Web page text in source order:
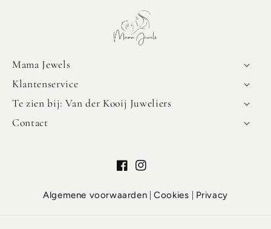
Mama Jewels
Klantenservice
Te zien bij: Van der Kooij Juweliers
Contact
FacebookInstagram
Algemene voorwaarden Cookies Privacy